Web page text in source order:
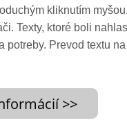
kliknutím
Texty, ktoré boli
Prevod textu